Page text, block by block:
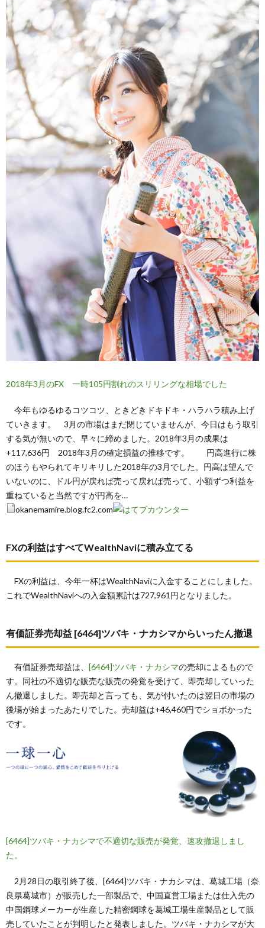
2018年3月のFX 一時105円割れのスリリングな相場でした
今年もゆるゆるコツコツ、ときどきドキドキ・ハラハラ積み上げ
ていきます。 3月の市場はまだ閉じていませんが、今日はもう取引
する気が無いので、早々に締めました。2018年3月の成果は
+117,636円 2018年3月の確定損益の推移です。 円高進行に株
のほうもやられてキリキリした2018年の3月でした。円高は望んで
いないのに、ドル円が戻れば売って戻れば売って、小額ずつ利益を
重ねていると当然ですが円高を…
okanemamire.blog.fc2.com
FXの利益はすべてWealthNaviに積み立てる
FXの利益は、今年一杯はWealthNaviに入金することにしました。
これでWealthNaviへの入金額累計は727,961円となりました。
有価証券売却益 [6464]ツバキ・ナカシマからいったん撤退
有価証券売却益は、 [6464]ツバキ・ナカシマの売却によるもので
す。同社の不適切な販売な販売の発覚を受けて、即売却していった
ん撤退しました。即売却と言っても、気が付いたのは翌日の市場の
後場が始まったあたりでした。売却益は+46,460円でショボかった
です。
[6464]ツバキ・ナカシマで不適切な販売が発覚、速攻撤退しまし
た。
2月28日の取引終了後、[6464]ツバキ・ナカシマは、葛城工場（奈
良県葛城市）が販売した一部製品で、中国直営工場または仕入先の
中国鋼球メーカーが生産した精密鋼球を葛城工場生産製品として販
売していたことが判明したと発表しました。ツバキ・ナカシマが大